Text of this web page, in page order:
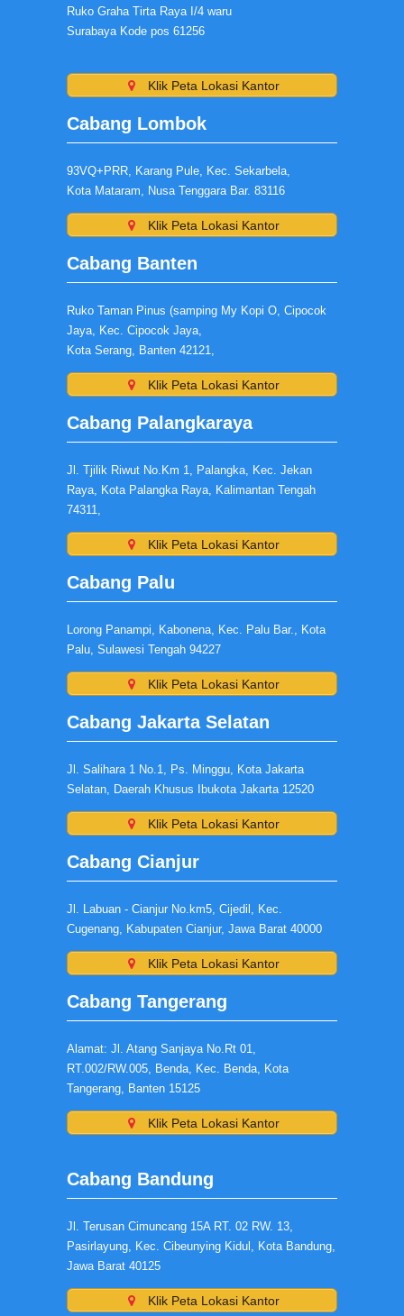
Ruko Graha Tirta Raya I/4 waru
Surabaya Kode pos 61256
Klik Peta Lokasi Kantor
Cabang Lombok
93VQ+PRR, Karang Pule, Kec. Sekarbela,
Kota Mataram, Nusa Tenggara Bar. 83116
Klik Peta Lokasi Kantor
Cabang Banten
Ruko Taman Pinus (samping My Kopi O, Cipocok
Jaya, Kec. Cipocok Jaya,
Kota Serang, Banten 42121,
Klik Peta Lokasi Kantor
Cabang Palangkaraya
Jl. Tjilik Riwut No.Km 1, Palangka, Kec. Jekan
Raya, Kota Palangka Raya, Kalimantan Tengah
74311,
Klik Peta Lokasi Kantor
Cabang Palu
Lorong Panampi, Kabonena, Kec. Palu Bar., Kota
Palu, Sulawesi Tengah 94227
Klik Peta Lokasi Kantor
Cabang Jakarta Selatan
Jl. Salihara 1 No.1, Ps. Minggu, Kota Jakarta
Selatan, Daerah Khusus Ibukota Jakarta 12520
Klik Peta Lokasi Kantor
Cabang Cianjur
Jl. Labuan - Cianjur No.km5, Cijedil, Kec.
Cugenang, Kabupaten Cianjur, Jawa Barat 40000
Klik Peta Lokasi Kantor
Cabang Tangerang
Alamat: Jl. Atang Sanjaya No.Rt 01,
RT.002/RW.005, Benda, Kec. Benda, Kota
Tangerang, Banten 15125
Klik Peta Lokasi Kantor
Cabang Bandung
Jl. Terusan Cimuncang 15A RT. 02 RW. 13,
Pasirlayung, Kec. Cibeunying Kidul, Kota Bandung,
Jawa Barat 40125
Klik Peta Lokasi Kantor